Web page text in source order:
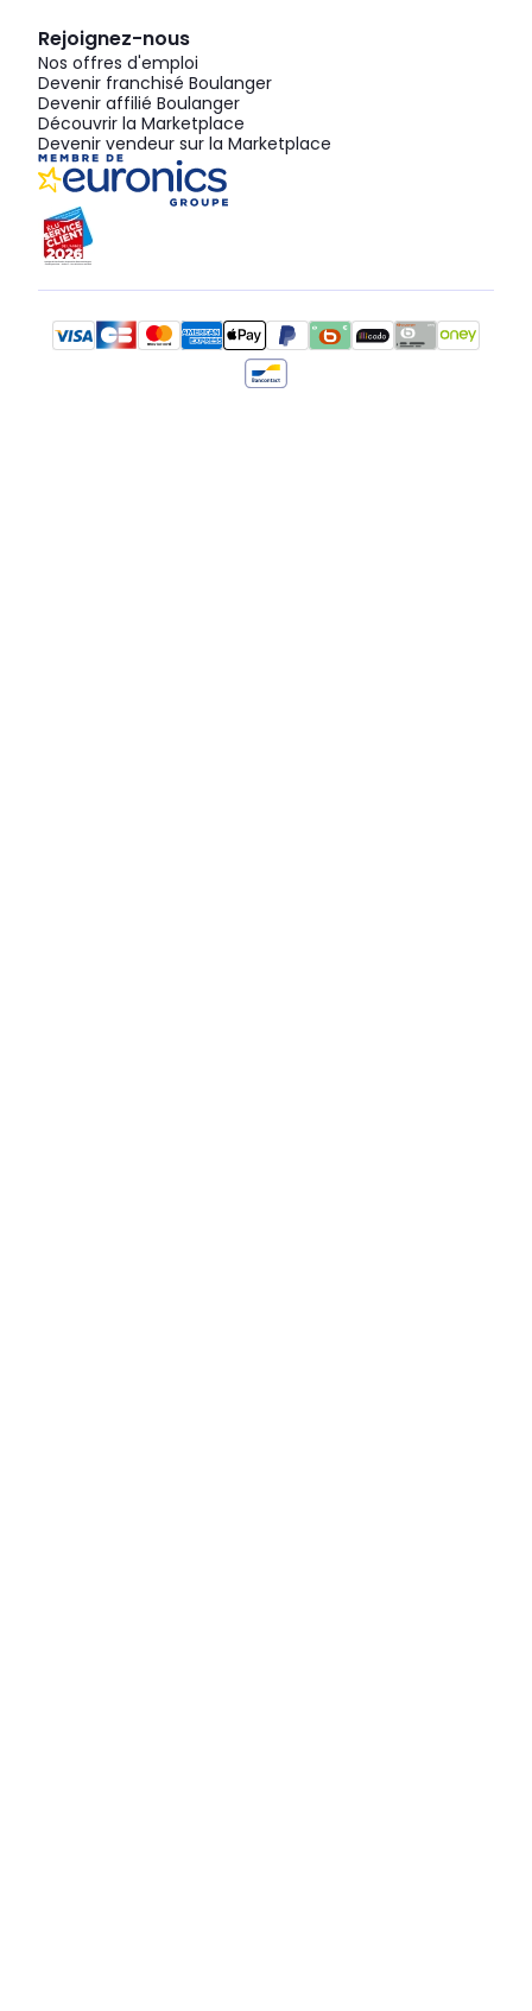
Rejoignez-nous
Nos offres d'emploi
Devenir franchisé Boulanger
Devenir affilié Boulanger
Découvrir la Marketplace
Devenir vendeur sur la Marketplace